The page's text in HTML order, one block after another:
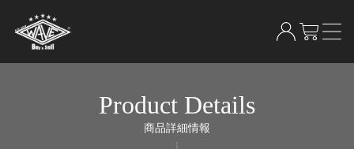
Product Details
商品詳細情報